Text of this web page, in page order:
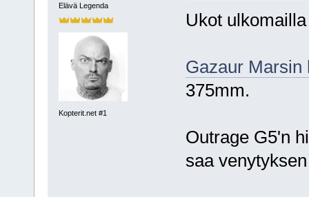
Elävä Legenda
Kopterit.net #1
Ukot
Gazaur Marsin
375mm.
Outrage G5'n
saa